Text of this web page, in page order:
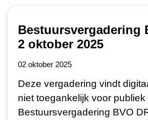
Bestuursvergadering
2 oktober 2025
02 oktober 2025
Deze vergadering vindt
niet toegankelijk voor publiek
Bestuursvergadering BVO